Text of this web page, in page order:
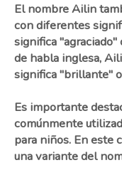
El nombre Ailin
con diferentes
significa
de habla inglesa,
significa "brillante"
Es importante
comúnmente
para niños. En este
una variante del